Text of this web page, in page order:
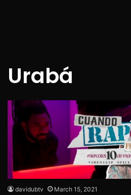
Urabá
davidubtv March 15, 2021